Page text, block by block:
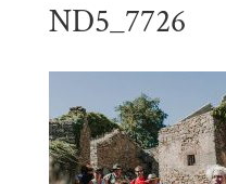
ND5_7726